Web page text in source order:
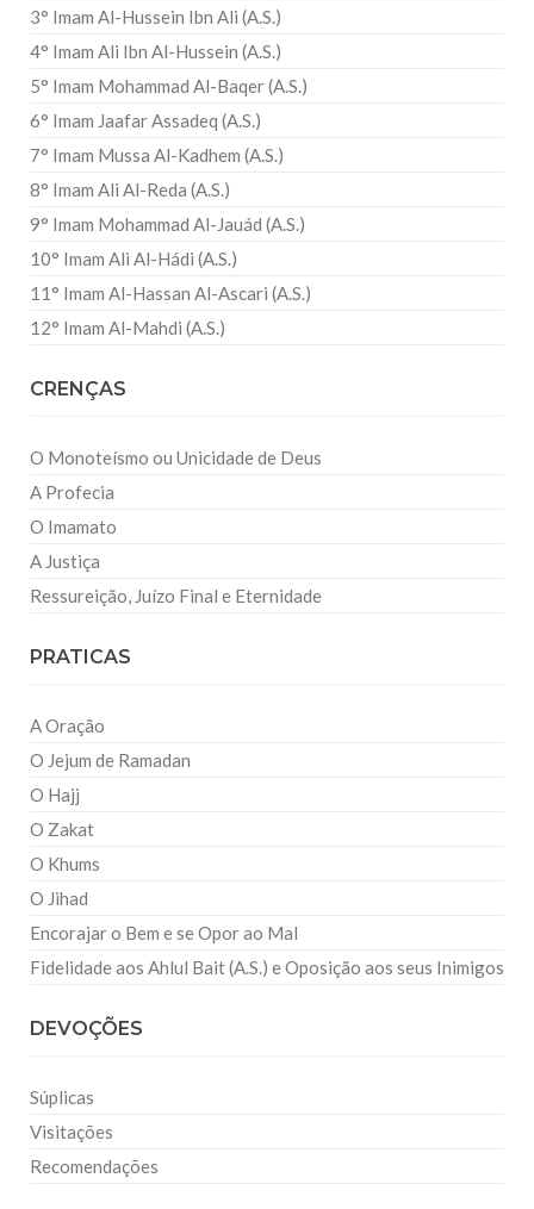
3° Imam Al-Hussein Ibn Ali (A.S.)
4° Imam Ali Ibn Al-Hussein (A.S.)
5° Imam Mohammad Al-Baqer (A.S.)
6° Imam Jaafar Assadeq (A.S.)
7° Imam Mussa Al-Kadhem (A.S.)
8° Imam Ali Al-Reda (A.S.)
9° Imam Mohammad Al-Jauád (A.S.)
10° Imam Ali Al-Hádi (A.S.)
11° Imam Al-Hassan Al-Ascari (A.S.)
12° Imam Al-Mahdi (A.S.)
CRENÇAS
O Monoteísmo ou Unicidade de Deus
A Profecia
O Imamato
A Justiça
Ressureição, Juízo Final e Eternidade
PRATICAS
A Oração
O Jejum de Ramadan
O Hajj
O Zakat
O Khums
O Jihad
Encorajar o Bem e se Opor ao Mal
Fidelidade aos Ahlul Bait (A.S.) e Oposição aos seus Inimigos
DEVOÇÕES
Súplicas
Visitações
Recomendações